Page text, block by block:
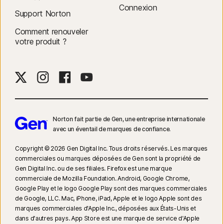
Support Norton
Comment renouveler
votre produit ?
Connexion
Norton fait partie de Gen, une entreprise internationale
avec un éventail de marques de confiance.​
Copyright © 2026 Gen Digital Inc. Tous droits réservés. Les marques
commerciales ou marques déposées de Gen sont la propriété de
Gen Digital Inc. ou de ses filiales. Firefox est une marque
commerciale de Mozilla Foundation. Android, Google Chrome,
Google Play et le logo Google Play sont des marques commerciales
de Google, LLC. Mac, iPhone, iPad, Apple et le logo Apple sont des
marques commerciales d'Apple Inc., déposées aux États-Unis et
dans d'autres pays. App Store est une marque de service d'Apple